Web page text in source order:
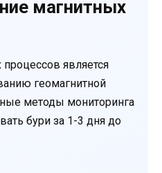
магнитных
является
геомагнитной
методы мониторинга
бури за 1-3 дня до